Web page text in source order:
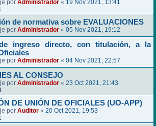
por Administrador « 19 Nov 2021, 13:41
de normativa sobre EVALUACIONES
por Administrador « 05 Nov 2021, 19:12
ingreso directo, con titulación, a la
por Administrador « 04 Nov 2021, 22:57
AL CONSEJO
por Administrador « 23 Oct 2021, 21:43
DE UNIÓN DE OFICIALES (UO-APP)
por Auditor « 20 Oct 2021, 19:53